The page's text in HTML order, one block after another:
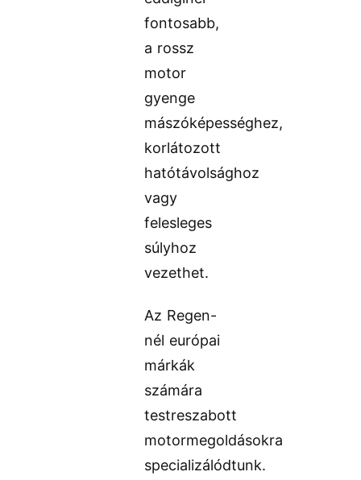
fontosabb,
a rossz
motor
gyenge
mászóképességhez,
korlátozott
hatótávolsághoz
vagy
felesleges
súlyhoz
vezethet.
Az Regen-
nél európai
márkák
számára
testreszabott
motormegoldásokra
specializálódtunk.